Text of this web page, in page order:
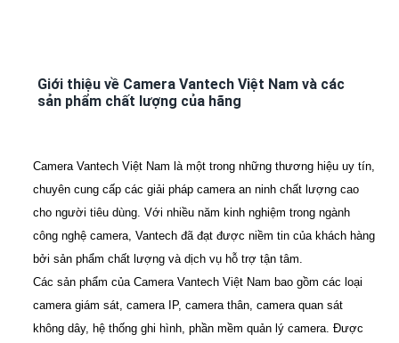
Giới thiệu về Camera Vantech Việt Nam và các
sản phẩm chất lượng của hãng
Camera Vantech Việt Nam là một trong những thương hiệu uy tín,
chuyên cung cấp các giải pháp camera an ninh chất lượng cao
cho người tiêu dùng. Với nhiều năm kinh nghiệm trong ngành
công nghệ camera, Vantech đã đạt được niềm tin của khách hàng
bởi sản phẩm chất lượng và dịch vụ hỗ trợ tận tâm.
Các sản phẩm của Camera Vantech Việt Nam bao gồm các loại
camera giám sát, camera IP, camera thân, camera quan sát
không dây, hệ thống ghi hình, phần mềm quản lý camera. Được